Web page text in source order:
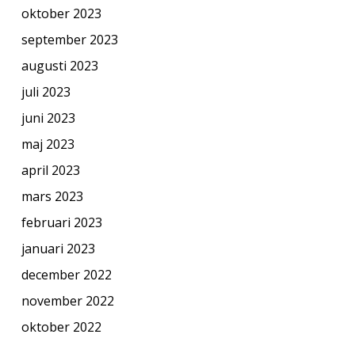
oktober 2023
september 2023
augusti 2023
juli 2023
juni 2023
maj 2023
april 2023
mars 2023
februari 2023
januari 2023
december 2022
november 2022
oktober 2022